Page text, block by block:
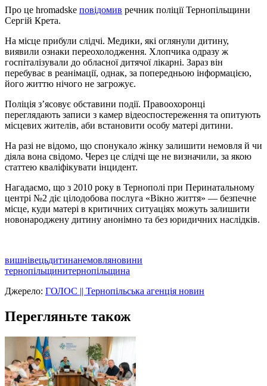
Про це hromadske повідомив речник поліції Тернопільщини
Сергій Крета.
На місце прибули слідчі. Медики, які оглянули дитину,
виявили ознаки переохолодження. Хлопчика одразу ж
госпіталізували до обласної дитячої лікарні. Зараз він
перебуває в реанімації, однак, за попередньою інформацією,
його життю нічого не загрожує.
Поліція з’ясовує обставини події. Правоохоронці
переглядають записи з камер відеоспостереження та опитують
місцевих жителів, аби встановити особу матері дитини.
На разі не відомо, що спонукало жінку залишити немовля й чи
діяла вона свідомо. Через це слідчі ще не визначили, за якою
статтею кваліфікувати інцидент.
Нагадаємо, що з 2010 року в Тернополі при Перинатальному
центрі №2 діє цілодобова послуга «Вікно життя» — безпечне
місце, куди матері в критичних ситуаціях можуть залишити
новонароджену дитину анонімно та без юридичних наслідків.
вишнівецьдитинанемовляновини
тернопільщинитернопільщина
Джерело: ГОЛОС || Тернопільська агенція новин
Перегляньте також